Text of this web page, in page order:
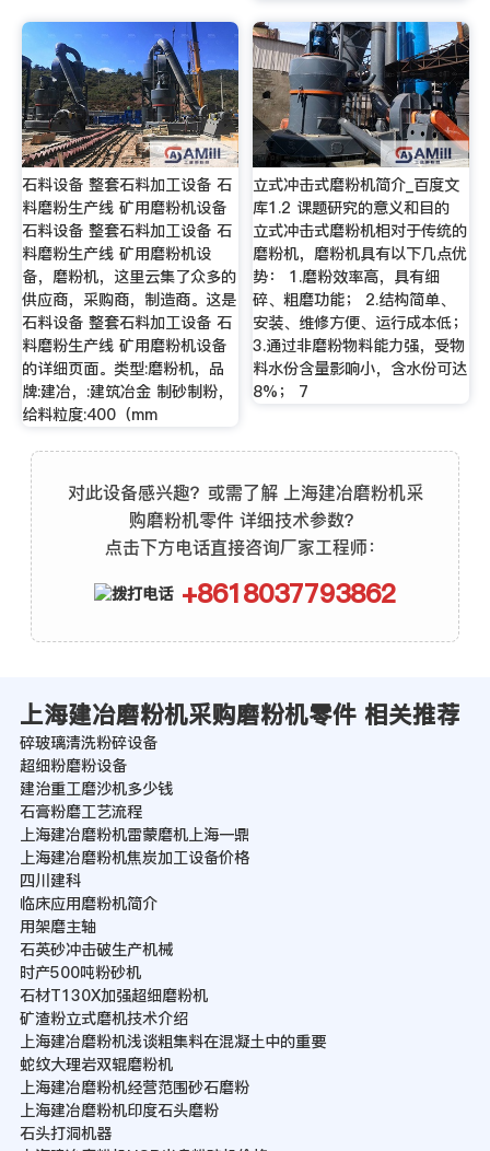
石料设备 整套石料加工设备 石
料磨粉生产线 矿用磨粉机设备
石料设备 整套石料加工设备 石
料磨粉生产线 矿用磨粉机设
备，磨粉机，这里云集了众多的
供应商，采购商，制造商。这是
石料设备 整套石料加工设备 石
料磨粉生产线 矿用磨粉机设备
的详细页面。类型:磨粉机，品
牌:建冶，:建筑冶金 制砂制粉，
给料粒度:400（mm
立式冲击式磨粉机简介_百度文
库1.2 课题研究的意义和目的
立式冲击式磨粉机相对于传统的
磨粉机，磨粉机具有以下几点优
势： 1.磨粉效率高，具有细
碎、粗磨功能； 2.结构简单、
安装、维修方便、运行成本低；
3.通过非磨粉物料能力强，受物
料水份含量影响小，含水份可达
8%； 7
对此设备感兴趣？或需了解 上海建冶磨粉机采
购磨粉机零件 详细技术参数？
点击下方电话直接咨询厂家工程师：
+8618037793862
上海建冶磨粉机采购磨粉机零件 相关推荐
碎玻璃清洗粉碎设备
超细粉磨粉设备
建治重工磨沙机多少钱
石膏粉磨工艺流程
上海建冶磨粉机雷蒙磨机上海一鼎
上海建冶磨粉机焦炭加工设备价格
四川建科
临床应用磨粉机简介
用架磨主轴
石英砂冲击破生产机械
时产500吨粉砂机
石材T130X加强超细磨粉机
矿渣粉立式磨机技术介绍
上海建冶磨粉机浅谈粗集料在混凝土中的重要
蛇纹大理岩双辊磨粉机
上海建冶磨粉机经营范围砂石磨粉
上海建冶磨粉机印度石头磨粉
石头打洞机器